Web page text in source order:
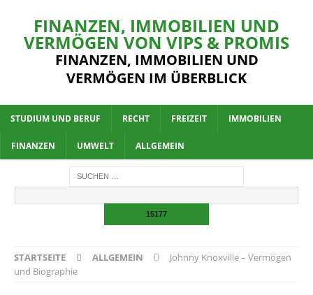
FINANZEN, IMMOBILIEN UND
VERMÖGEN VON VIPS & PROMIS
FINANZEN, IMMOBILIEN UND
VERMÖGEN IM ÜBERBLICK
STUDIUM UND BERUF RECHT FREIZEIT IMMOBILIEN
FINANZEN UMWELT ALLGEMEIN
STARTSEITE ALLGEMEIN
Johnny Knoxville – Vermögen
und Biographie